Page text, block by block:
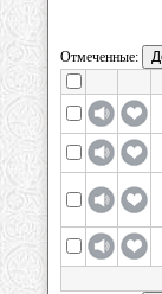
Отмеченные: